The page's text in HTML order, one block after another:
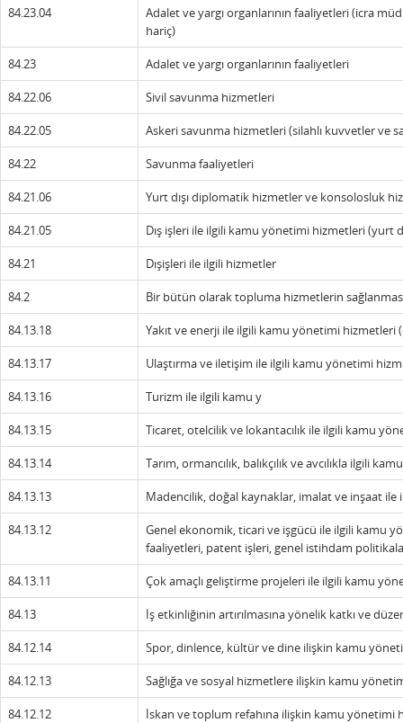
84.23.04
Adalet ve yargı organlarının faaliyetleri (icra
hariç)
84.23 Adalet ve yargı organlarının faaliyetleri
84.22.06 Sivil savunma hizmetleri
84.22.05 Askeri savunma hizmetleri (silahlı kuvvetler ve
84.22 Savunma faaliyetleri
84.21.06 Yurt dışı diplomatik hizmetler ve konsolosluk
84.21.05 Dış işleri ile ilgili kamu yönetimi hizmetleri (yurt
84.21 Dışişleri ile ilgili hizmetler
84.2 Bir bütün olarak topluma hizmetlerin
84.13.18 Yakıt ve enerji ile ilgili kamu yönetimi hizmetleri
84.13.17 Ulaştırma ve iletişim ile ilgili kamu yönetimi
84.13.16 Turizm ile ilgili kamu y
84.13.15 Ticaret, otelcilik ve lokantacılık ile ilgili kamu
84.13.14 Tarım, ormancılık, balıkçılık ve avcılıkla ilgili
84.13.13 Madencilik, doğal kaynaklar, imalat ve inşaat
84.13.12
Genel ekonomik, ticari ve işgücü ile ilgili kamu
faaliyetleri, patent işleri, genel istihdam
84.13.11 Çok amaçlı geliştirme projeleri ile ilgili kamu
84.13 İş etkinliğinin artırılmasına yönelik katkı ve
84.12.14 Spor, dinlence, kültür ve dine ilişkin kamu
84.12.13 Sağlığa ve sosyal hizmetlere ilişkin kamu
84.12.12 İskan ve toplum refahına ilişkin kamu yönetimi